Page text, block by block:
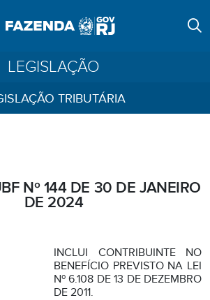
LEGISLAÇÃO
TRIBUTÁRIA
Nº 144 DE 30 DE JANEIRO
DE 2024
INCLUI CONTRIBUINTE NO
BENEFÍCIO PREVISTO NA LEI
Nº 6.108 DE 13 DE DEZEMBRO
DE 2011.